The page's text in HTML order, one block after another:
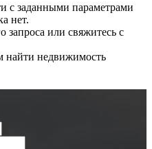
с заданными параметрами
нет.
запроса или свяжитесь с
найти недвижимость